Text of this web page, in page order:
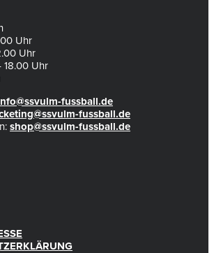
Uhr
Uhr
18.00 Uhr
fussball.de
fussball.de
shop@ssvulm-fussball.de